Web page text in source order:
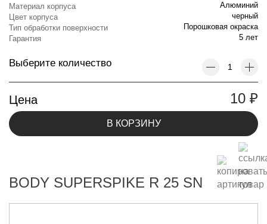
Материал корпуса
Алюминий
Цвет корпуса
черный
Тип обработки поверхности
Порошковая окраска
Гарантия
5 лет
Выберите количество
Цена 10 ₽
В КОРЗИНУ
BODY SUPERSPIKE R 25 SN